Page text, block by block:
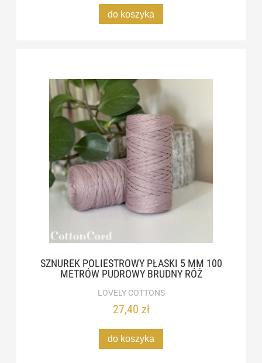
do koszyka
SZNUREK POLIESTROWY PŁASKI 5 MM 100
METRÓW PUDROWY BRUDNY RÓŻ
LOVELY COTTONS
27,40 zł
do koszyka